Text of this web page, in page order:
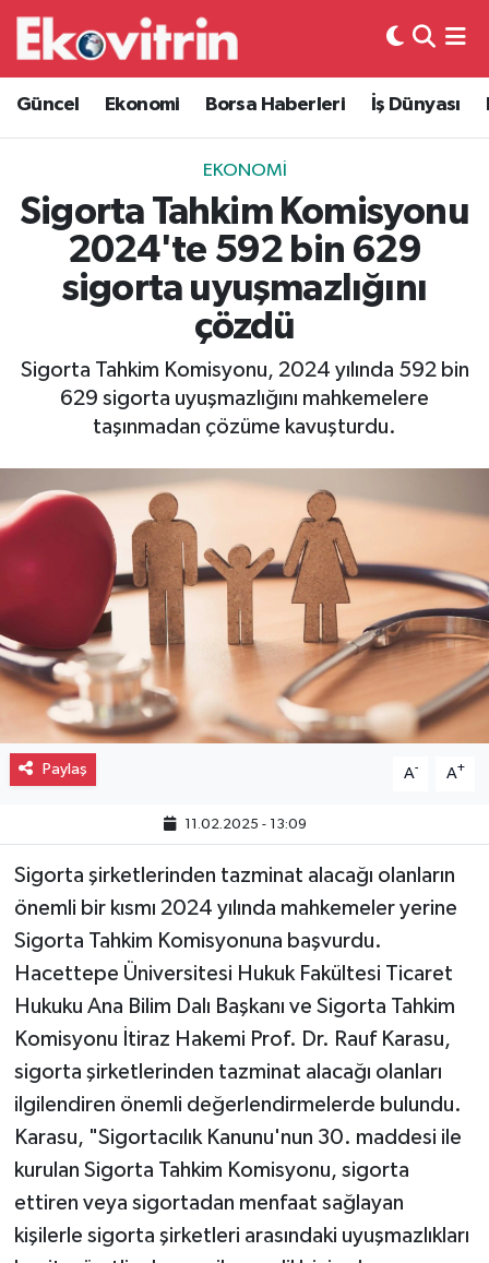
Güncel Ekonomi Borsa Haberleri İş Dünyası
EKONOMI
Sigorta Tahkim Komisyonu
2024'te 592 bin 629
sigorta uyuşmazlığını
çözdü
Sigorta Tahkim Komisyonu, 2024 yılında 592 bin
629 sigorta uyuşmazlığını mahkemelere
taşınmadan çözüme kavuşturdu.
Paylaş A- A+
11.02.2025 - 13:09
Sigorta şirketlerinden tazminat alacağı olanların
önemli bir kısmı 2024 yılında mahkemeler yerine
Sigorta Tahkim Komisyonuna başvurdu.
Hacettepe Üniversitesi Hukuk Fakültesi Ticaret
Hukuku Ana Bilim Dalı Başkanı ve Sigorta Tahkim
Komisyonu İtiraz Hakemi Prof. Dr. Rauf Karasu,
sigorta şirketlerinden tazminat alacağı olanları
ilgilendiren önemli değerlendirmelerde bulundu.
Karasu, "Sigortacılık Kanunu'nun 30. maddesi ile
kurulan Sigorta Tahkim Komisyonu, sigorta
ettiren veya sigortadan menfaat sağlayan
kişilerle sigorta şirketleri arasındaki uyuşmazlıkları
Güncel
Ekonomi
Borsa Haberleri
İş Dünyası
Lojistik
Otovitrin
Asayiş
Magazin
Gayrimenkul
Eğitim
Hava Durumu
Trafik Durumu
Süper Lig Puan Durumu ve Fikstür
Tüm Manşetler
Son Dakika Haberleri
Haber Arşivi